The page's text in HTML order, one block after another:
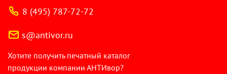
8 (495) 787-72-72
s@antivor.ru
Хотите получить печатный каталог
продукции компании АНТИвор?